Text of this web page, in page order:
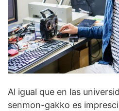
Al igual que en las
senmon-gakko es